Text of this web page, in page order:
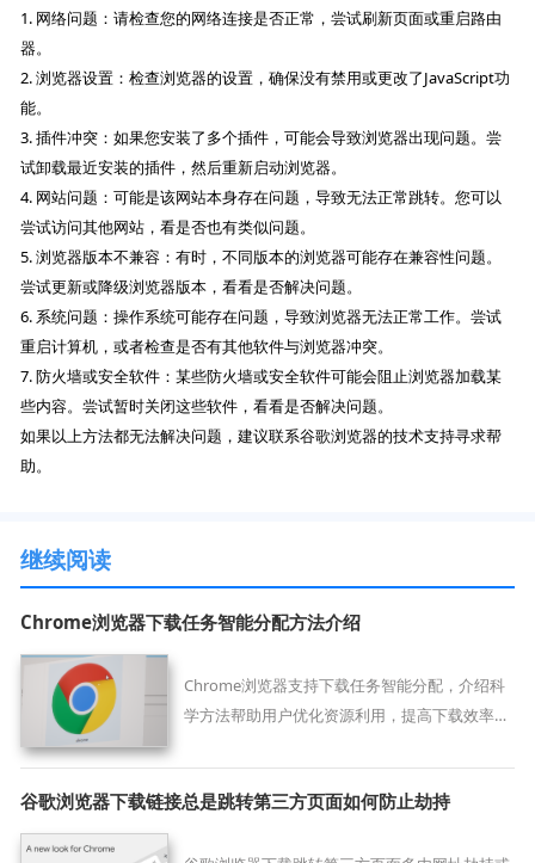
1. 网络问题：请检查您的网络连接是否正常，尝试刷新页面或重启路由
器。
2. 浏览器设置：检查浏览器的设置，确保没有禁用或更改了JavaScript功
能。
3. 插件冲突：如果您安装了多个插件，可能会导致浏览器出现问题。尝
试卸载最近安装的插件，然后重新启动浏览器。
4. 网站问题：可能是该网站本身存在问题，导致无法正常跳转。您可以
尝试访问其他网站，看是否也有类似问题。
5. 浏览器版本不兼容：有时，不同版本的浏览器可能存在兼容性问题。
尝试更新或降级浏览器版本，看看是否解决问题。
6. 系统问题：操作系统可能存在问题，导致浏览器无法正常工作。尝试
重启计算机，或者检查是否有其他软件与浏览器冲突。
7. 防火墙或安全软件：某些防火墙或安全软件可能会阻止浏览器加载某
些内容。尝试暂时关闭这些软件，看看是否解决问题。
如果以上方法都无法解决问题，建议联系谷歌浏览器的技术支持寻求帮
助。
继续阅读
Chrome浏览器下载任务智能分配方法介绍
Chrome浏览器支持下载任务智能分配，介绍科
学方法帮助用户优化资源利用，提高下载效率，
谷歌浏览器下载链接总是跳转第三方页面如何防止劫持